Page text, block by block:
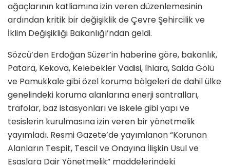
ağaçlarının katliamına izin veren düzenlemesinin
ardından kritik bir değişiklik de Çevre Şehircilik ve
İklim Değişikliği Bakanlığı’ndan geldi.
Sözcü’den Erdoğan Süzer’in haberine göre, bakanlık,
Patara, Kekova, Kelebekler Vadisi, Ihlara, Salda Gölü
ve Pamukkale gibi özel koruma bölgeleri de dahil ülke
genelindeki koruma alanlarına enerji santralları,
trafolar, baz istasyonları ve iskele gibi yapı ve
tesislerin kurulmasına izin veren bir yönetmelik
yayımladı. Resmi Gazete’de yayımlanan “Korunan
Alanların Tespit, Tescil ve Onayına İlişkin Usul ve
Esaslara Dair Yönetmelik” maddelerindeki